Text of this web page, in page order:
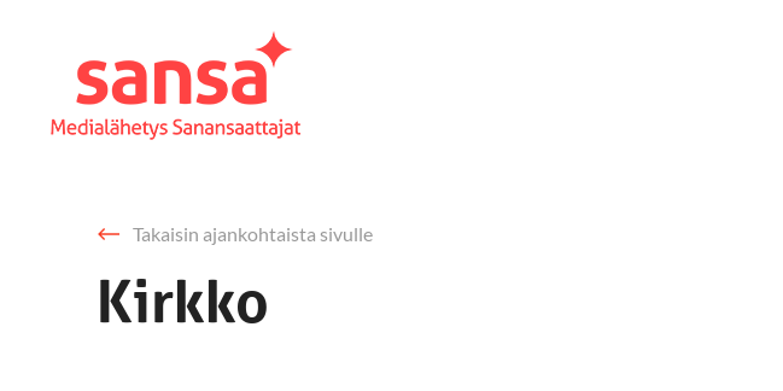
Takaisin ajankohtaista sivulle
Kirkko